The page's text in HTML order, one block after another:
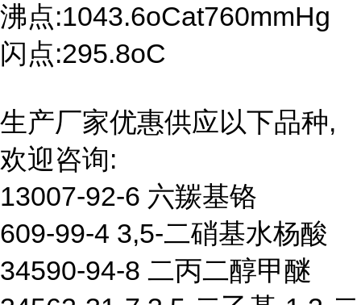
沸点:1043.6oCat760mmHg
闪点:295.8oC
生产厂家优惠供应以下品种,
欢迎咨询:
13007-92-6 六羰基铬
609-99-4 3,5-二硝基水杨酸
34590-94-8 二丙二醇甲醚